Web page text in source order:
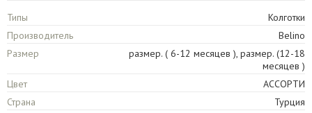
Типы
Колготки
Производитель
Belino
Размер
размер. ( 6-12 месяцев ), размер. (12-18
месяцев )
Цвет
АССОРТИ
Страна
Турция